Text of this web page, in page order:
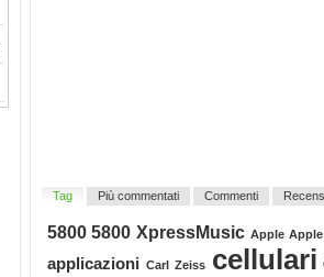
Tag Più commentati Commenti
5800 5800 XpressMusic Apple
applicazioni Carl Zeiss cellulari